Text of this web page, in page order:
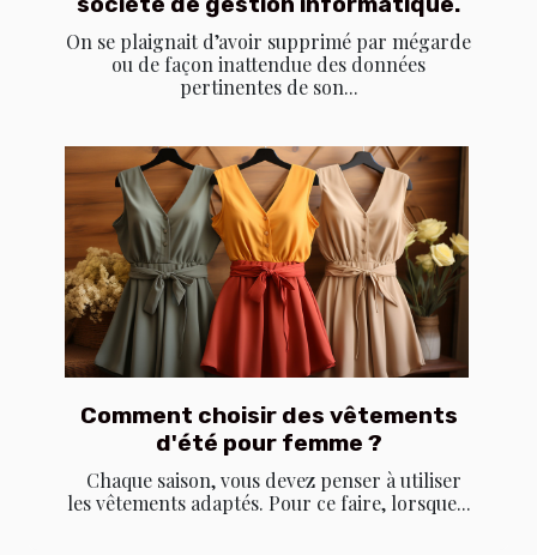
On se plaignait d’avoir supprimé par mégarde
ou de façon inattendue des données
pertinentes de son...
Comment choisir des vêtements
d'été pour femme ?
Chaque saison, vous devez penser à utiliser
les vêtements adaptés. Pour ce faire, lorsque...